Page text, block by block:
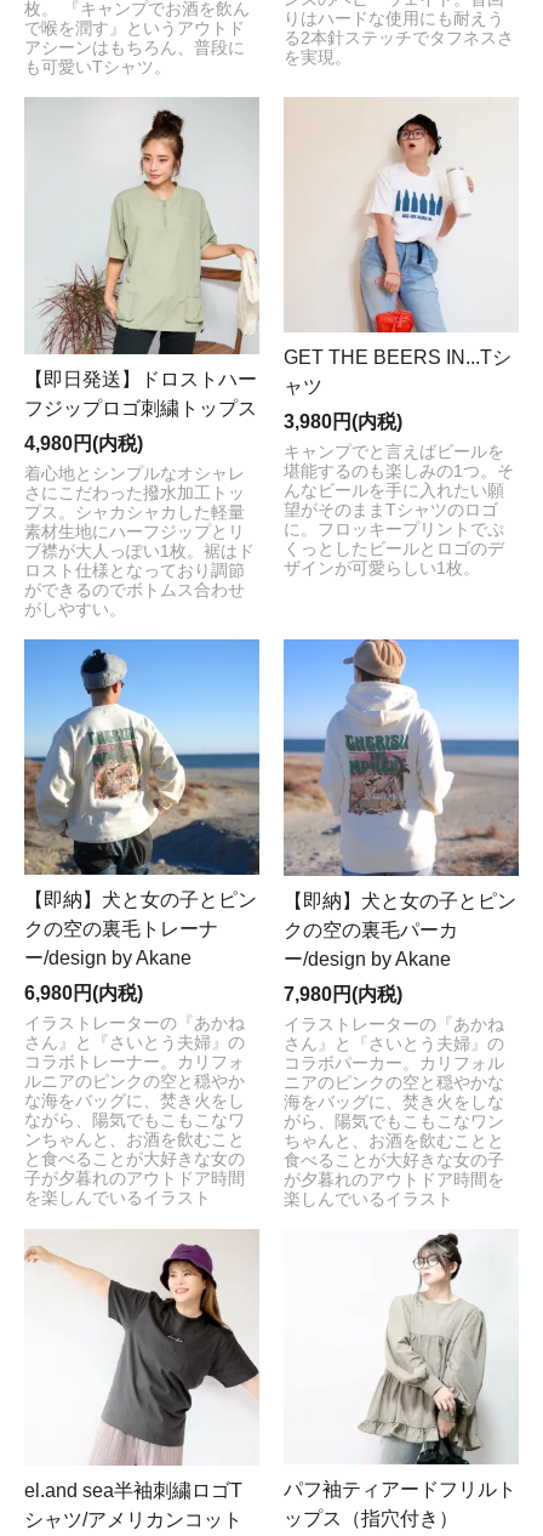
枚。 『キャンプでお酒を飲ん
で喉を潤す』というアウトド
アシーンはもちろん、普段に
も可愛いTシャツ。
りはハードな使用にも耐えう
る2本針ステッチでタフネスさ
を実現。
【即日発送】ドロストハー
フジップロゴ刺繍トップス
4,980円(内税)
着心地とシンプルなオシャレ
さにこだわった撥水加工トッ
プス。シャカシャカした軽量
素材生地にハーフジップとリ
ブ襟が大人っぽい1枚。裾はド
ロスト仕様となっており調節
ができるのでボトムス合わせ
がしやすい。
GET THE BEERS IN...Tシ
ャツ
3,980円(内税)
キャンプでと言えばビールを
堪能するのも楽しみの1つ。そ
んなビールを手に入れたい願
望がそのままTシャツのロゴ
に。フロッキープリントでぷ
くっとしたビールとロゴのデ
ザインが可愛らしい1枚。
【即納】犬と女の子とピン
クの空の裏毛トレーナ
ー/design by Akane
6,980円(内税)
イラストレーターの『あかね
さん』と『さいとう夫婦』の
コラボトレーナー。カリフォ
ルニアのピンクの空と穏やか
な海をバッグに、焚き火をし
ながら、陽気でもこもこなワ
ンちゃんと、お酒を飲むこと
と食べることが大好きな女の
子が夕暮れのアウトドア時間
を楽しんでいるイラスト
【即納】犬と女の子とピン
クの空の裏毛パーカ
ー/design by Akane
7,980円(内税)
イラストレーターの『あかね
さん』と『さいとう夫婦』の
コラボパーカー。カリフォル
ニアのピンクの空と穏やかな
海をバッグに、焚き火をしな
がら、陽気でもこもこなワン
ちゃんと、お酒を飲むことと
食べることが大好きな女の子
が夕暮れのアウトドア時間を
楽しんでいるイラスト
el.and sea半袖刺繍ロゴT
シャツ/アメリカンコット
パフ袖ティアードフリルト
ップス（指穴付き）